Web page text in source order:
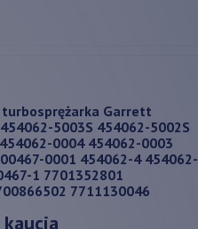
turbosprężarka Garrett
5003S 454062-5002S
0004 454062-0003
0001 454062-4 454062-
1 7701352801
7711130046
kaucja